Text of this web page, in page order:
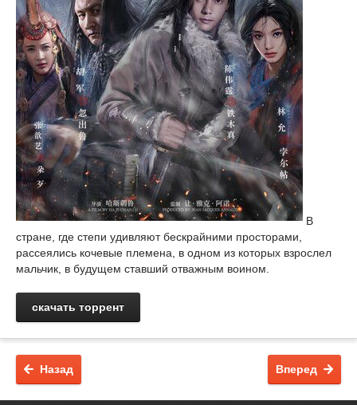
В
стране, где степи удивляют бескрайними просторами,
рассеялись кочевые племена, в одном из которых взрослел
мальчик, в будущем ставший отважным воином.
скачать торрент
Назад Вперед